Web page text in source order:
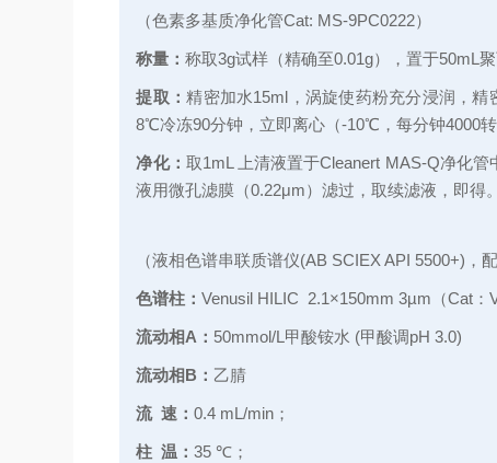
（色素多基质净化管Cat: MS-9PC0222）
称量：称取3g试样（精确至0.01g），置于50mL
提取：精密加水15ml，涡旋使药粉充分浸润，
8℃冷冻90分钟，立即离心（-10℃，每分钟4000
净化： 取1mL 上清液置于Cleanert MAS-Q净化
液用微孔滤膜（0.22μm）滤过，取续滤液，即得。
（液相色谱串联质谱仪(AB SCIEX API 5500+)，
色谱柱：Venusil HILIC 2.1×150mm 3µm（Cat：
流动相A： 50mmol/L甲酸铵水 (甲酸调pH 3.0)
流动相B： 乙腈
流 速：0.4 mL/min；
柱 温：35 ℃；